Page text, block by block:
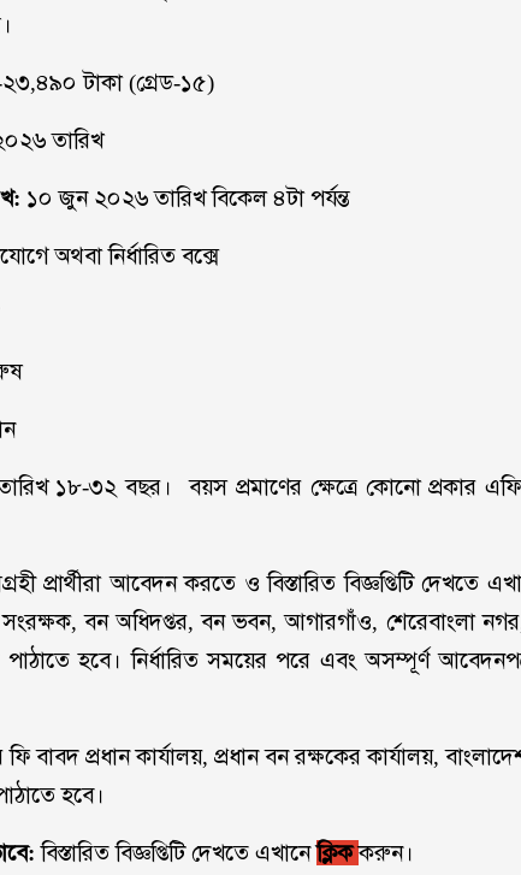
টাকা (গ্রেড-১৫)
তারিখ
১০ জুন ২০২৬ তারিখ বিকেল ৪টা পর্যন্ত
অথবা নির্ধারিত বক্সে
১৮-৩২ বছর। বয়স প্রমাণের ক্ষেত্রে কোনো প্রকার
প্রার্থীরা আবেদন করতে ও বিস্তারিত বিজ্ঞপ্তিটি দেখতে
সংরক্ষক, বন অধিদপ্তর, বন ভবন, আগারগাঁও, শেরেবাংলা
পাঠাতে হবে। নির্ধারিত সময়ের পরে এবং অসম্পূর্ণ
ফি বাবদ প্রধান কার্যালয়, প্রধান বন রক্ষকের কার্যালয়,
হবে।
বিস্তারিত বিজ্ঞপ্তিটি দেখতে এখানে ক্লিক করুন।